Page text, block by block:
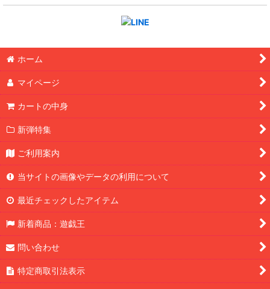
ホーム
マイページ
カートの中身
新弾特集
ご利用案内
当サイトの画像やデータの利用について
最近チェックしたアイテム
新着商品：遊戯王
問い合わせ
特定商取引法表示